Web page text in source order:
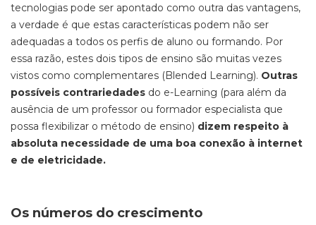
tecnologias pode ser apontado como outra das vantagens,
a verdade é que estas características podem não ser
adequadas a todos os perfis de aluno ou formando. Por
essa razão, estes dois tipos de ensino são muitas vezes
vistos como complementares (Blended Learning). Outras
possíveis contrariedades do e-Learning (para além da
ausência de um professor ou formador especialista que
possa flexibilizar o método de ensino) dizem respeito à
absoluta necessidade de uma boa conexão à internet
e de eletricidade.
Os números do crescimento